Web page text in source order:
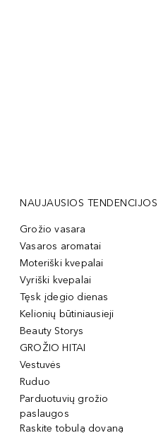
NAUJAUSIOS TENDENCIJOS
Grožio vasara
Vasaros aromatai
Moteriški kvepalai
Vyriški kvepalai
Tęsk įdegio dienas
Kelionių būtiniausieji
Beauty Storys
GROŽIO HITAI
Vestuvės
Ruduo
Parduotuvių grožio
paslaugos
Raskite tobulą dovaną